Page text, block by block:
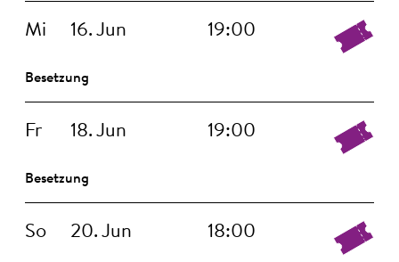
Mi 16. Jun 19:00
Besetzung
Fr 18. Jun 19:00
Besetzung
So 20. Jun 18:00